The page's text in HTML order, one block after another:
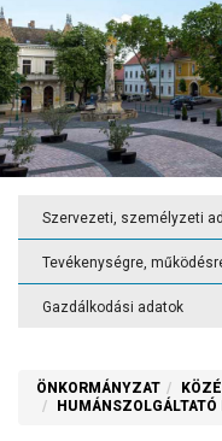
Szervezeti, személyzeti
Tevékenységre,
Gazdálkodási adatok
ÖNKORMÁNYZAT